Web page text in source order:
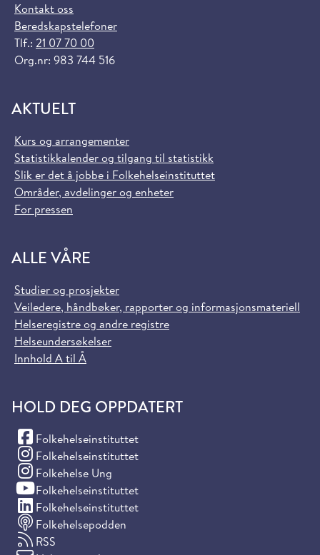
Kontakt oss
Beredskapstelefoner
Tlf.: 21 07 70 00
Org.nr: 983 744 516
AKTUELT
Kurs og arrangementer
Statistikkalender og tilgang til statistikk
Slik er det å jobbe i Folkehelseinstituttet
Områder, avdelinger og enheter
For pressen
ALLE VÅRE
Studier og prosjekter
Veiledere, håndbøker, rapporter og informasjonsmateriell
Helseregistre og andre registre
Helseundersøkelser
Innhold A til Å
HOLD DEG OPPDATERT
Folkehelseinstituttet
(Facebook)
Folkehelseinstituttet
(Instagram)
Folkehelse Ung
(Instagram)
Folkehelseinstituttet
(YouTube)
Folkehelseinstituttet
(LinkedIn)
Folkehelsepodden
RSS